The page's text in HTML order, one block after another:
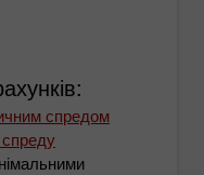
спредом
спреду